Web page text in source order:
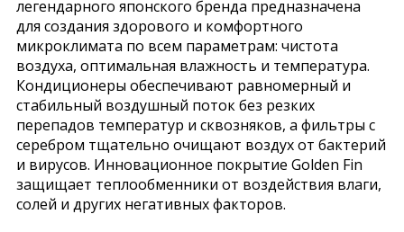
легендарного японского бренда предназначена
для создания здорового и комфортного
микроклимата по всем параметрам: чистота
воздуха, оптимальная влажность и температура.
Кондиционеры обеспечивают равномерный и
стабильный воздушный поток без резких
перепадов температур и сквозняков, а фильтры с
серебром тщательно очищают воздух от бактерий
и вирусов. Инновационное покрытие Golden Fin
защищает теплообменники от воздействия влаги,
солей и других негативных факторов.